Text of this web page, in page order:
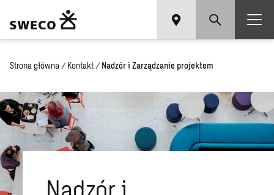
Strona główna / Kontakt / Nadzór i Zarządzanie projektem
Nadzór i